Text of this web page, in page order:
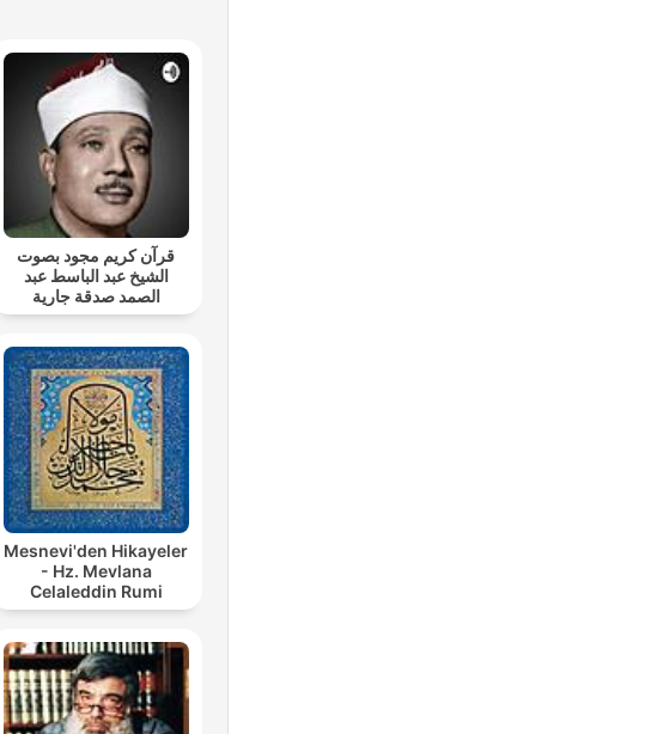
قرآن كريم مجود بصوت
الشيخ عبد الباسط عبد
الصمد صدقة جارية
Mesnevi'den Hikayeler
- Hz. Mevlana
Celaleddin Rumi